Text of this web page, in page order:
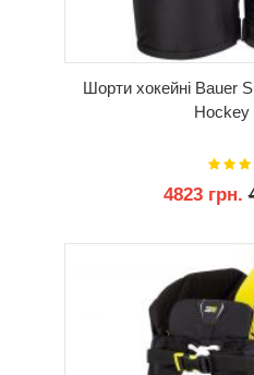
Шорти хокейні Bauer
Hockey
4823 грн.